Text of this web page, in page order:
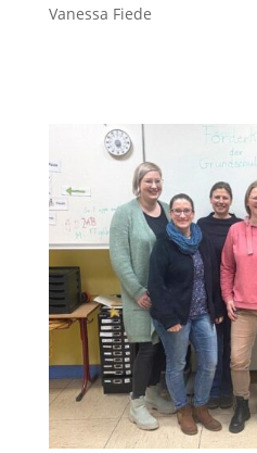
Vanessa Fiede